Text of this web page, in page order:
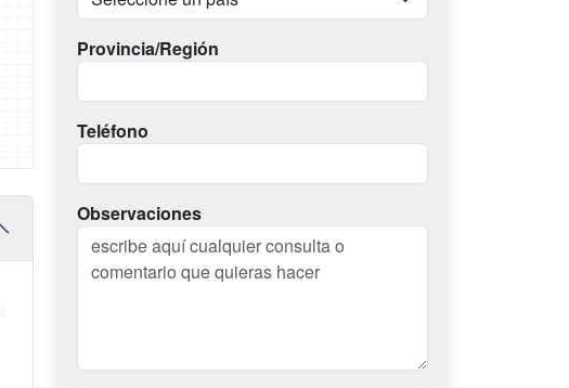
Provincia/Región
Teléfono
Observaciones